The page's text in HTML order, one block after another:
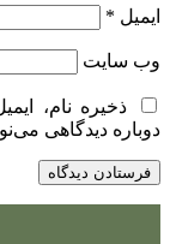
ایمیل *
وب‌ سایت
ذخیره نام،
دوباره دیدگاهی